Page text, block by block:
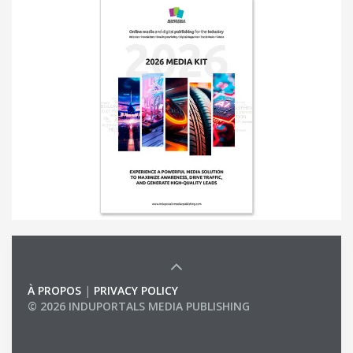
À PROPOS | PRIVACY POLICY
© 2026 INDUPORTALS MEDIA PUBLISHING